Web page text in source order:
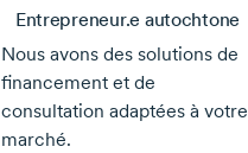
Entrepreneur.e autochtone
Nous avons des solutions de
financement et de
consultation adaptées à votre
marché.